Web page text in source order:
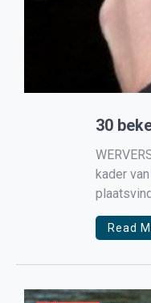
30
kader
Read